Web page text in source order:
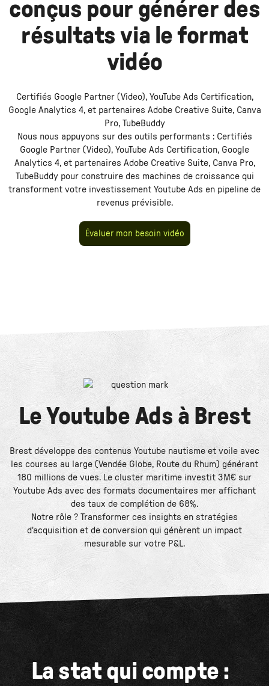
conçus pour générer des
résultats via le format
vidéo
Certifiés Google Partner (Video), YouTube Ads Certification,
Google Analytics 4, et partenaires Adobe Creative Suite, Canva
Pro, TubeBuddy
Nous nous appuyons sur des outils performants : Certifiés
Google Partner (Video), YouTube Ads Certification, Google
Analytics 4, et partenaires Adobe Creative Suite, Canva Pro,
TubeBuddypour construire des machines de croissance qui
transforment votre investissement Youtube Ads en pipeline de
revenus prévisible.
Évaluer mon besoin vidéo
LeYoutube Ads à Brest
Brest développe des contenus Youtube nautisme et voile avec
les courses au large (Vendée Globe, Route du Rhum) générant
180 millions de vues. Le cluster maritime investit 3M€ sur
Youtube Ads avec des formats documentaires mer affichant
des taux de complétion de 68%.
Notre rôle ? Transformer ces insights en stratégies
d'acquisition et de conversion qui génèrent un impact
mesurable sur votre P&L.
La stat qui compte :